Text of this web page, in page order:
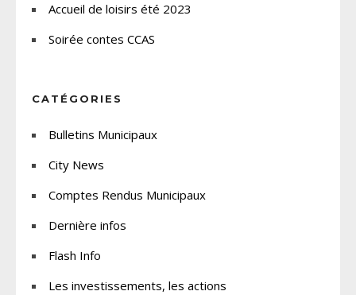
Accueil de loisirs été 2023
Soirée contes CCAS
CATÉGORIES
Bulletins Municipaux
City News
Comptes Rendus Municipaux
Dernière infos
Flash Info
Les investissements, les actions